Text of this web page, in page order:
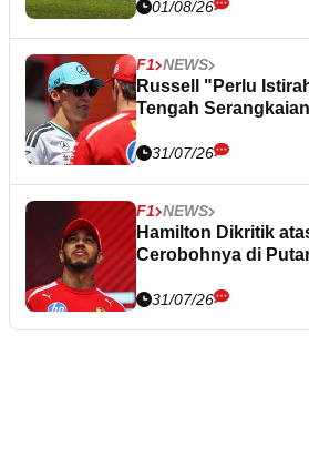
01/08/26
F1 NEWS
Russell "Perlu
Tengah
31/07/26
F1 NEWS
Hamilton Dikritik
Cerobohnya di
31/07/26